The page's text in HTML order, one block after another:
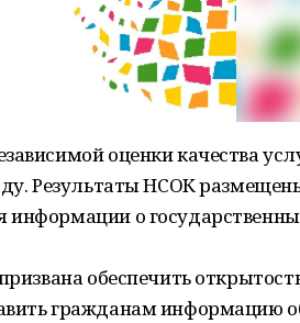
оценки качества
Результаты НСОК
о
обеспечить
гражданам информацию